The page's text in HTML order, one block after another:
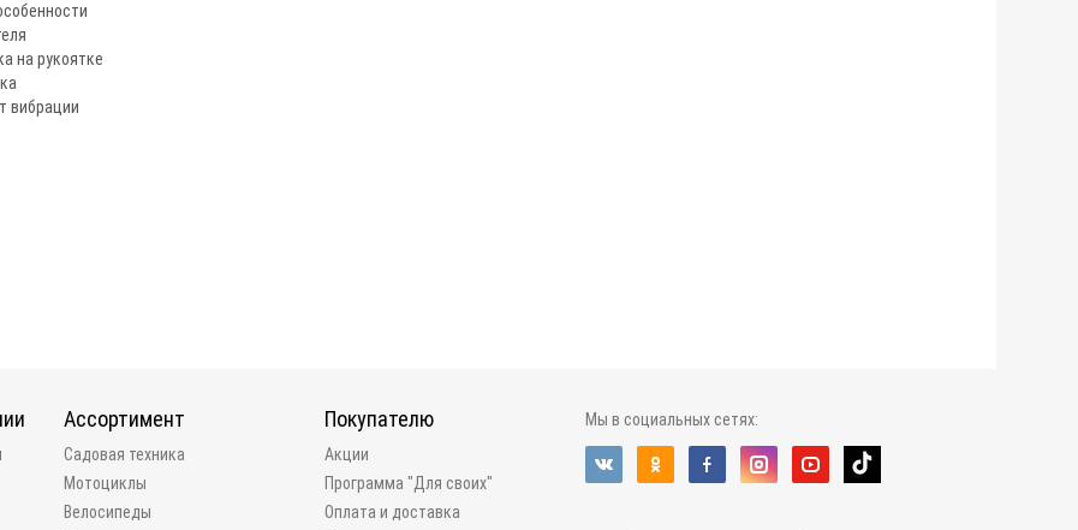
на рукоятке
вибрации
Ассортимент
Садовая техника
Мотоциклы
Велосипеды
Покупателю
Акции
Программа "Для своих"
Оплата и доставка
Мы в социальных сетях: